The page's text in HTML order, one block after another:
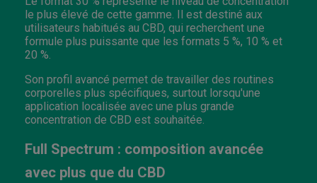
le plus élevé de cette gamme. Il est destiné aux
utilisateurs habitués au CBD, qui recherchent une
formule plus puissante que les formats 5 %, 10 % et
20 %.
Son profil avancé permet de travailler des routines
corporelles plus spécifiques, surtout lorsqu'une
application localisée avec une plus grande
concentration de CBD est souhaitée.
Full Spectrum : composition avancée
avec plus que du CBD